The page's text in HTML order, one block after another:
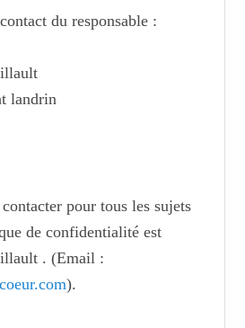
du responsable :
landrin
pour tous les sujets
de confidentialité est
. (Email :
).